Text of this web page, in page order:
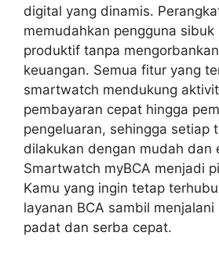
digital yang dinamis.
memudahkan pengguna
produktif tanpa
keuangan. Semua fitur yang
smartwatch mendukung
pembayaran cepat hingga
pengeluaran, sehingga setiap
dilakukan dengan mudah dan
Smartwatch myBCA menjadi
Kamu yang ingin tetap
layanan BCA sambil
padat dan serba cepat.